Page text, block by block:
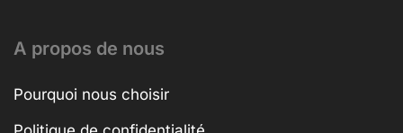
A propos de nous
Pourquoi nous choisir